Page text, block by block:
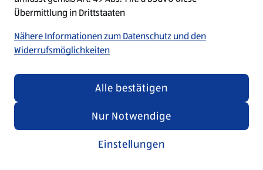
Übermittlung in Drittstaaten
Nähere Informationen zum Datenschutz und den
Widerrufsmöglichkeiten
Einstellungen
Nur Notwendige
Alle bestätigen